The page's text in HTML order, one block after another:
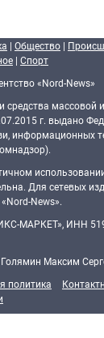
| Общество |
| Спорт
«Nord-News»
средства
г. выдано
информационных
Для сетевых
News».
МАРКЕТ», ИНН
Максим
политика